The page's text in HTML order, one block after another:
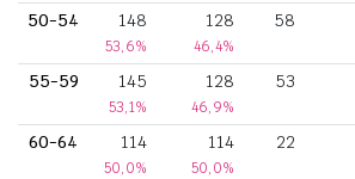
50-54 148
53,6%
128
46,4%
58
55-59 145
53,1%
128
46,9%
53
60-64 114
50,0%
114
50,0%
22